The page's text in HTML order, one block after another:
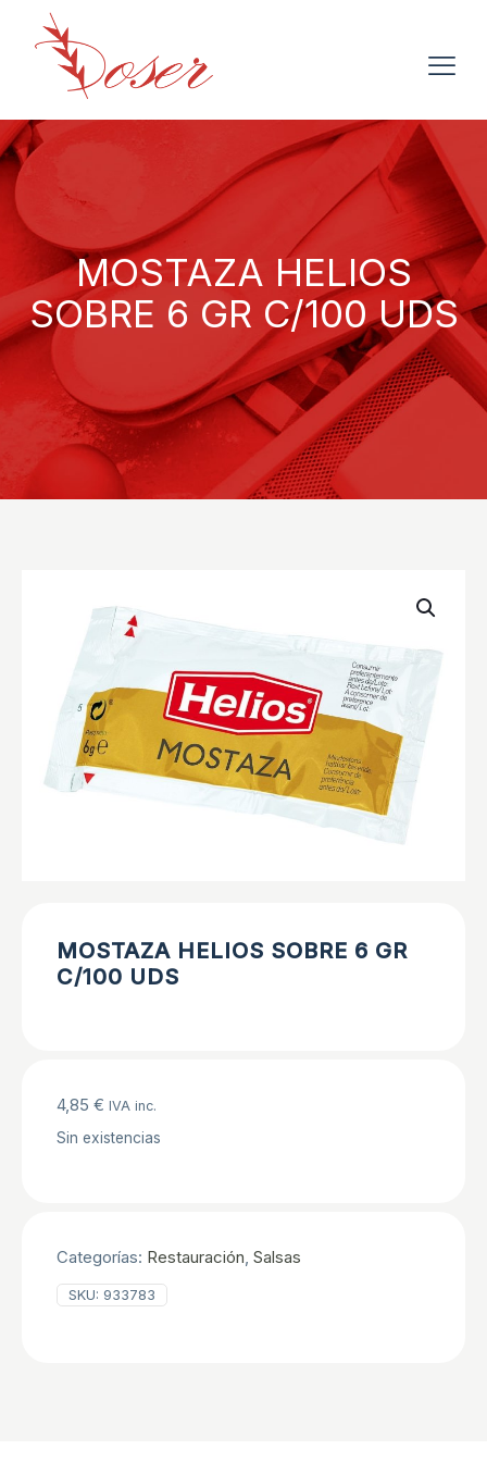
MOSTAZA HELIOS
SOBRE 6 GR C/100 UDS
MOSTAZA HELIOS SOBRE 6 GR
C/100 UDS
4,85 € IVA inc.
Sin existencias
Categorías: Restauración, Salsas
SKU: 933783